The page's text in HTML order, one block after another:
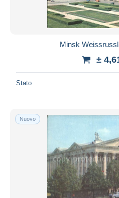
Minsk
±
Stato
Nuovo